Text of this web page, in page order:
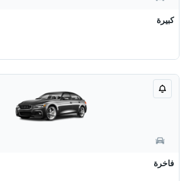
كبيرة
فاخرة